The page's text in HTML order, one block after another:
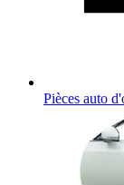
Pièces auto